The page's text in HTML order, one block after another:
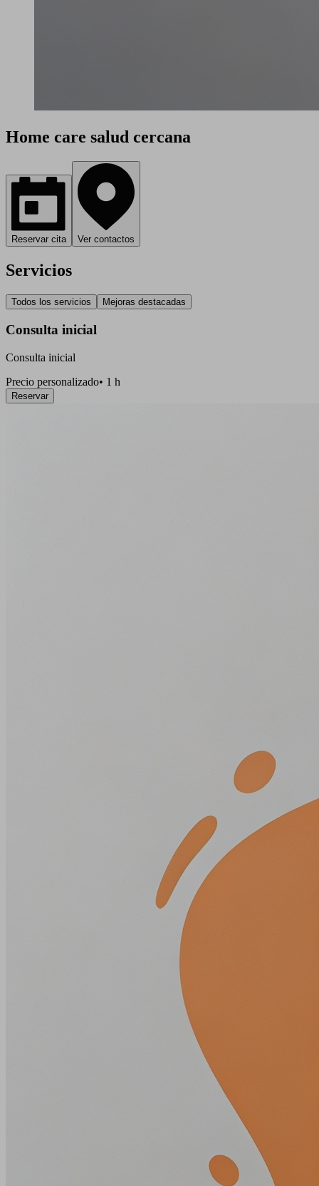
Home care salud cercana
Reservar cita Ver contactos
Servicios
Todos los servicios Mejoras destacadas
Consulta inicial
Consulta inicial
Precio personalizado• 1 h
Reservar